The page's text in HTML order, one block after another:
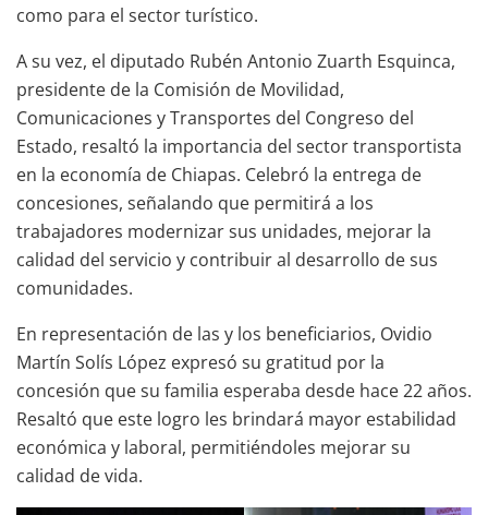
como para el sector turístico.
A su vez, el diputado Rubén Antonio Zuarth Esquinca,
presidente de la Comisión de Movilidad,
Comunicaciones y Transportes del Congreso del
Estado, resaltó la importancia del sector transportista
en la economía de Chiapas. Celebró la entrega de
concesiones, señalando que permitirá a los
trabajadores modernizar sus unidades, mejorar la
calidad del servicio y contribuir al desarrollo de sus
comunidades.
En representación de las y los beneficiarios, Ovidio
Martín Solís López expresó su gratitud por la
concesión que su familia esperaba desde hace 22 años.
Resaltó que este logro les brindará mayor estabilidad
económica y laboral, permitiéndoles mejorar su
calidad de vida.